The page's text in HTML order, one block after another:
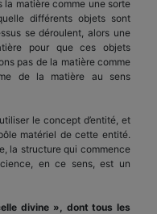
la matière comme une sorte
différents objets sont
se déroulent, alors une
pour que ces objets
pas de la matière comme
de la matière au sens
le concept d’entité, et
matériel de cette entité.
la structure qui commence
en ce sens, est un
divine », dont tous les